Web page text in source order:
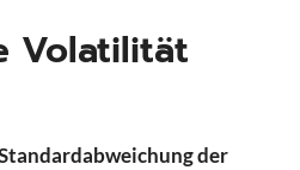
Volatilität
der